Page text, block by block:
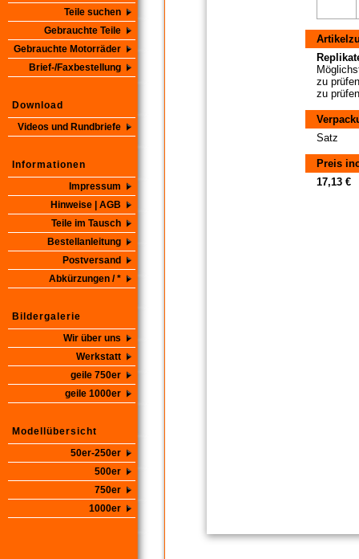
Teile suchen
Gebrauchte Teile
Gebrauchte Motorräder
Brief-/Faxbestellung
Download
Videos und Rundbriefe
Informationen
Impressum
Hinweise | AGB
Teile im Tausch
Bestellanleitung
Postversand
Abkürzungen / *
Bildergalerie
Wir über uns
Werkstatt
geile 750er
geile 1000er
Modellübersicht
50er-250er
500er
750er
1000er
zu
zu
Satz
Preis
17,13 €